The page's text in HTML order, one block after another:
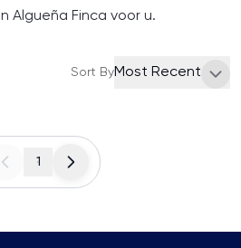
In Algueña Finca voor u.
Sort ByMost Recent
1